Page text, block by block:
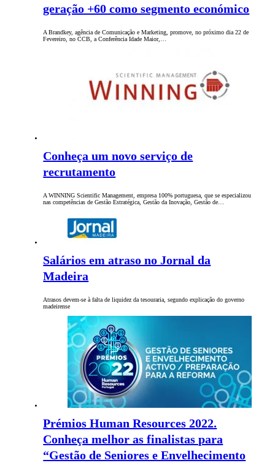
geração +60 como segmento económico
A Brandkey, agência de Comunicação e Marketing, promove, no próximo dia 22 de
Fevereiro, no CCB, a Conferência Idade Maior,…
Conheça um novo serviço de
recrutamento
A WINNING Scientific Management, empresa 100% portuguesa, que se especializou
nas competências de Gestão Estratégica, Gestão da Inovação, Gestão de…
Salários em atraso no Jornal da
Madeira
Atrasos devem-se à falta de liquidez da tesouraria, segundo explicação do governo
madeirense
Prémios Human Resources 2022.
Conheça melhor as finalistas para
“Gestão de Seniores e Envelhecimento